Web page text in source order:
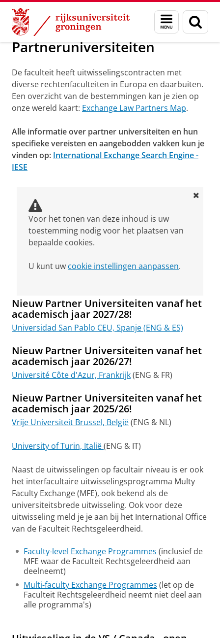
Skip
Content
Skip
Navigation
Menu
en
zoeken
Over ons Studeren in het buitenland (Exchange)
Partneruniversiteiten
De faculteit heeft uitwisselingscontracten met
diverse rechtenfaculteiten in Europa en daarbuiten.
Een overzicht van de bestemmingen kan je zien op
onze wereld kaart: Exchange Law Partners Map.
Alle informatie over partner universiteiten en hun
specifieke vereisten en aangebodden vakken kun je
vinden op: International Exchange Search Engine -
IESE
Voor het tonen van deze inhoud is uw
toestemming nodig voor het plaatsen van
bepaalde cookies.
U kunt uw cookie instellingen aanpassen.
Nieuw Partner Universiteiten vanaf het
academisch jaar 2027/28!
Universidad San Pablo CEU, Spanje (ENG & ES)
Nieuw Partner Universiteiten vanaf het
academisch jaar 2026/27!
Université Côte d'Azur, Frankrijk(ENG & FR)
Nieuw Partner Universiteiten vanaf het
academisch jaar 2025/26!
Vrije Universiteit Brussel, België(ENG & NL)
University of Turin, Italië(ENG & IT)
Naast de uitwisselingen op facultair niveau is er ook
het interfacultaire uitwisselingsprogramma Multy
Faculty Exchange (MFE), ook bekend als de
universiteitsbrede uitwisseling. Ook voor deze
uitwisseling meld je je aan bij het International Office
van de Faculteit Rechtsgeleerdheid.
Faculty-level Exchange Programmes (inclusief de
MFE waar de Faculteit Rechtsgeleerdheid aan
deelneemt)
Multi-faculty Exchange Programmes (let op de
Faculteit Rechtsgeleerdheid neemt niet deel aan
alle programma's)
video te zien